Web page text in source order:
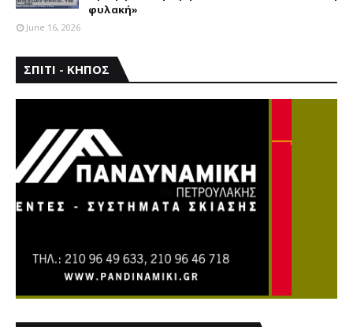
φυλακή»
June 16, 2026
ΣΠΙΤΙ - ΚΗΠΟΣ